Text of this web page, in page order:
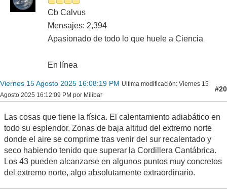
Cb Calvus
Mensajes: 2,394
Apasionado de todo lo que huele a Ciencia
En línea
Viernes 15 Agosto 2025 16:08:19 PM Ultima modificación: Viernes 15
Agosto 2025 16:12:09 PM por Milibar
#20
Las cosas que tiene la física. El calentamiento adiabático en
todo su esplendor. Zonas de baja altitud del extremo norte
donde el aire se comprime tras venir del sur recalentado y
seco habiendo tenido que superar la Cordillera Cantábrica.
Los 43 pueden alcanzarse en algunos puntos muy concretos
del extremo norte, algo absolutamente extraordinario.